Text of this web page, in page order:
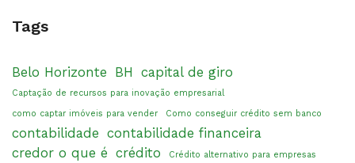
Tags
Belo Horizonte BH capital de giro
Captação de recursos para inovação empresarial
como captar imóveis para vender
Como conseguir crédito sem banco
contabilidade contabilidade financeira
credor o que é crédito Crédito alternativo para empresas